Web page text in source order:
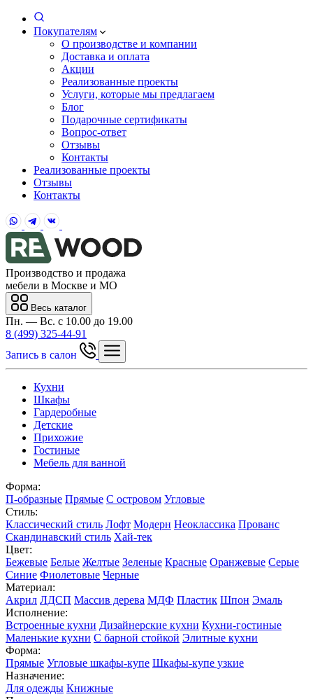
Покупателям
О производстве и компании
Доставка и оплата
Акции
Реализованные проекты
Услуги, которые мы предлагаем
Блог
Подарочные сертификаты
Вопрос-ответ
Отзывы
Контакты
Реализованные проекты
Отзывы
Контакты
Производство и продажа
мебели в Москве и МО
Весь каталог
Пн. — Вс. с 10.00 до 19.00
8 (499) 325-44-91
Запись в салон
Кухни
Шкафы
Гардеробные
Детские
Прихожие
Гостиные
Мебель для ванной
Форма:
П-образные Прямые С островом Угловые
Стиль:
Классический стиль Лофт Модерн Неоклассика Прованс
Скандинавский стиль Хай-тек
Цвет:
Бежевые Белые Желтые Зеленые Красные Оранжевые Серые
Синие Фиолетовые Черные
Материал:
Акрил ЛДСП Массив дерева МДФ Пластик Шпон Эмаль
Исполнение:
Встроенные кухни Дизайнерские кухни Кухни-гостиные
Маленькие кухни С барной стойкой Элитные кухни
Форма:
Прямые Угловые шкафы-купе Шкафы-купе узкие
Назначение:
Для одежды Книжные